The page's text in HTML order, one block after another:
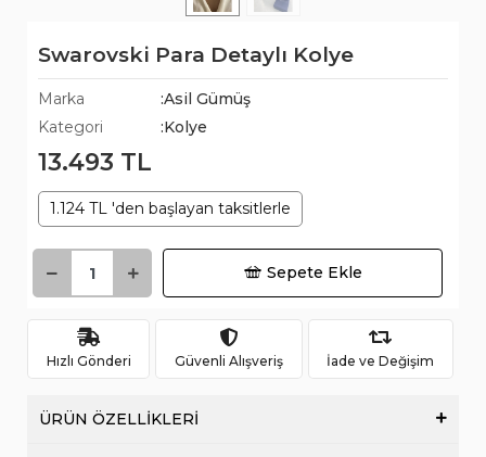
Swarovski Para Detaylı Kolye
Marka
:Asil Gümüş
Kategori
:Kolye
13.493 TL
1.124 TL 'den başlayan taksitlerle
Sepete Ekle
Hızlı Gönderi Güvenli Alışveriş İade ve Değişim
ÜRÜN ÖZELLİKLERİ